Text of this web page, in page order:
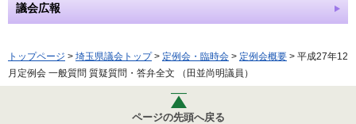
議会広報
トップページ > 埼玉県議会トップ> 定例会・臨時会 > 定例会概要 > 平成27年12
月定例会 一般質問 質疑質問・答弁全文 （田並尚明議員）
ページの先頭へ戻る